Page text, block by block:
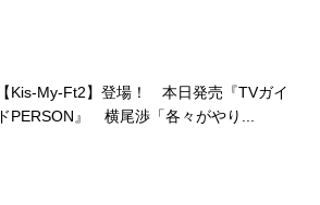
【Kis-My-Ft2】登場！ 本日発売『TVガイ
ドPERSON』 横尾渉「各々がやり...